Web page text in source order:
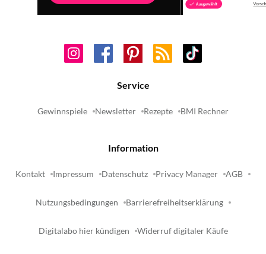
Service
Gewinnspiele Newsletter Rezepte BMI Rechner
Information
Kontakt Impressum Datenschutz Privacy Manager AGB
Nutzungsbedingungen Barrierefreiheitserklärung
Digitalabo hier kündigen Widerruf digitaler Käufe